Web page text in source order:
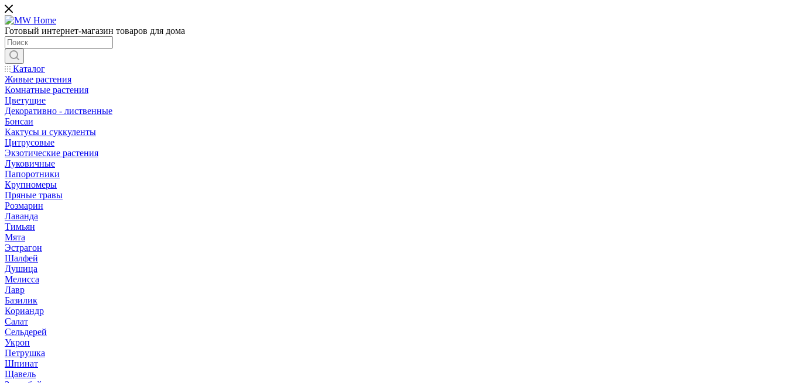
Готовый интернет-магазин товаров для дома
Каталог
Живые растения
Комнатные растения
Цветущие
Декоративно - лиственные
Бонсаи
Кактусы и суккуленты
Цитрусовые
Экзотические растения
Луковичные
Папоротники
Крупномеры
Пряные травы
Розмарин
Лаванда
Тимьян
Мята
Эстрагон
Шалфей
Душица
Мелисса
Лавр
Базилик
Кориандр
Салат
Сельдерей
Укроп
Петрушка
Шпинат
Щавель